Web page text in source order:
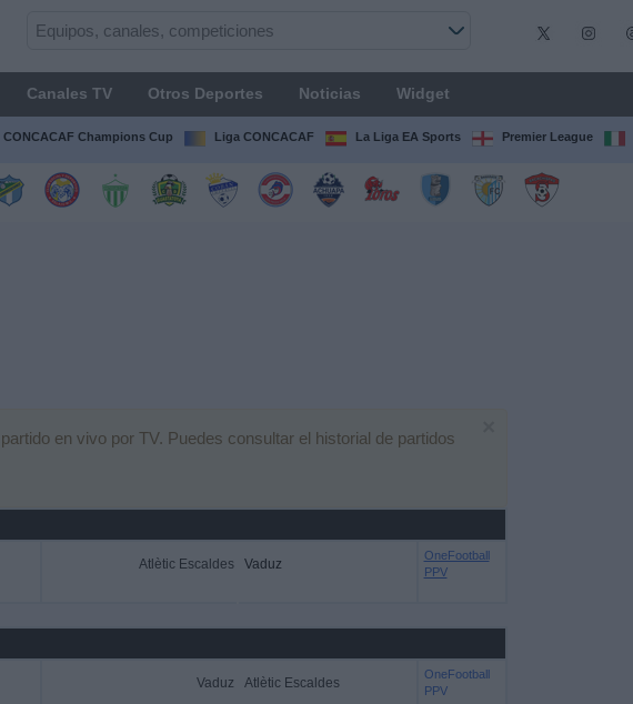
Canales TV Otros Deportes Noticias Widget
CONCACAF Champions Cup Liga CONCACAF La Liga EA Sports Premier League
en vivo por TV. Puedes consultar el historial de partidos
Atlètic Escaldes Vaduz
OneFootball
PPV
Vaduz Atlètic Escaldes
OneFootball
PPV